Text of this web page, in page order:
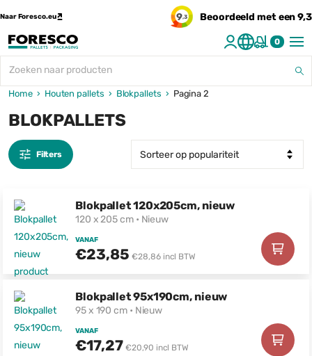
Naar Foresco.eu 9,3 Beoordeeld met een9,3
0
Home › Houten pallets › Blokpallets › Pagina 2
BLOKPALLETS
Filters
Blokpallet 120x205cm, nieuw
120 x 205 cm • Nieuw
VANAF
€23,85 €28,86 incl BTW
Blokpallet 95x190cm, nieuw
95 x 190 cm • Nieuw
VANAF
€17,27 €20,90 incl BTW